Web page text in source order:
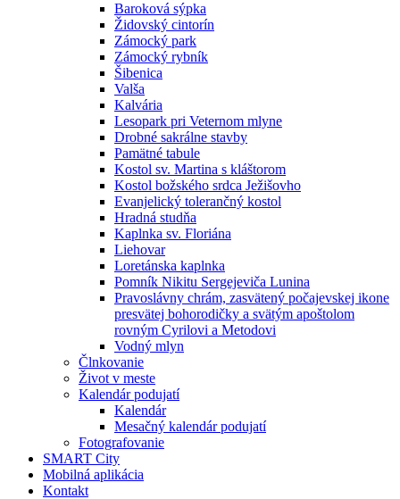
Baroková sýpka
Židovský cintorín
Zámocký park
Zámocký rybník
Šibenica
Valša
Kalvária
Lesopark pri Veternom mlyne
Drobné sakrálne stavby
Pamätné tabule
Kostol sv. Martina s kláštorom
Kostol božského srdca Ježišovho
Evanjelický tolerančný kostol
Hradná studňa
Kaplnka sv. Floriána
Liehovar
Loretánska kaplnka
Pomník Nikitu Sergejeviča Lunina
Pravoslávny chrám, zasvätený počajevskej ikone
presvätej bohorodičky a svätým apoštolom
rovným Cyrilovi a Metodovi
Vodný mlyn
Člnkovanie
Život v meste
Kalendár podujatí
Kalendár
Mesačný kalendár podujatí
Fotografovanie
SMART City
Mobilná aplikácia
Kontakt